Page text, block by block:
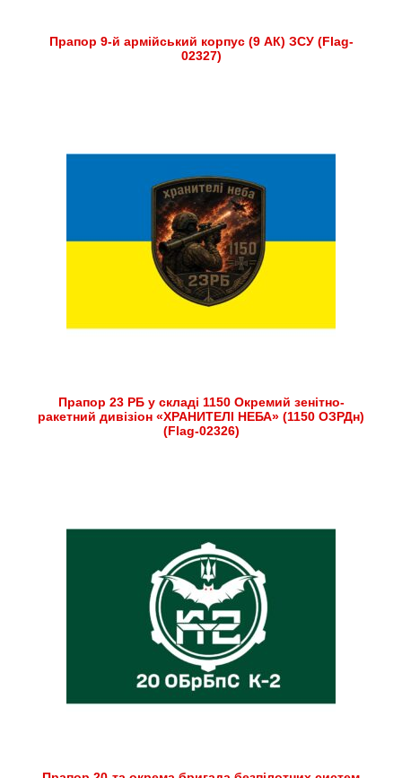
Прапор 9-й армійський корпус (9 АК) ЗСУ (Flag-
02327)
Прапор 23 РБ у складі 1150 Окремий зенітно-
ракетний дивізіон «ХРАНИТЕЛІ НЕБА» (1150 ОЗРДн)
(Flag-02326)